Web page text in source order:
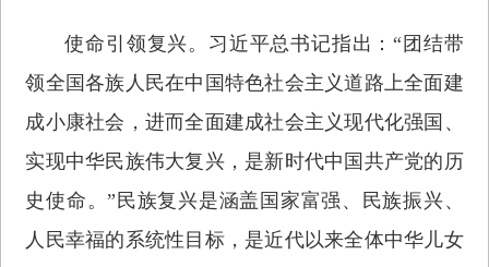
使命引领复兴。习近平总书记指出：“团结带
领全国各族人民在中国特色社会主义道路上全面建
成小康社会，进而全面建成社会主义现代化强国、
实现中华民族伟大复兴，是新时代中国共产党的历
史使命。”民族复兴是涵盖国家富强、民族振兴、
人民幸福的系统性目标，是近代以来全体中华儿女